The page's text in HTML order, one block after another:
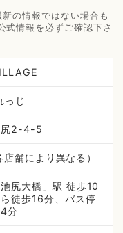
の情報ではない場合も
式情報を必ずご確認下さ
っじ
尻2-4-5
舗により異なる）
尻大橋」駅 徒歩10
徒歩16分、バス停
分